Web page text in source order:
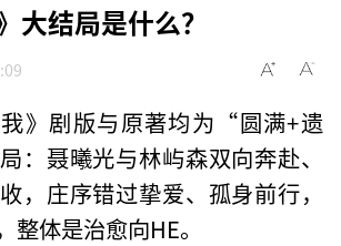
大结局是什么？
我》剧版与原著均为“圆满+遗
：聂曦光与林屿森双向奔赴、
，庄序错过挚爱、孤身前行，
整体是治愈向HE。